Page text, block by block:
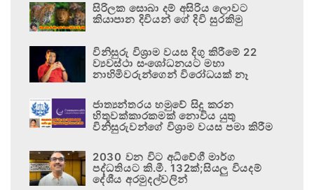
සිරිලක සොබා දම් අසිරිය ලොවට
කියාපාන දිවියන් ගේ දිවි සුරකිමු
විනිසුරු විශ්‍රාම වයස දිගු කිරීමේ 22
ව්‍යවස්ථා සංශෝධනයට මහා
නාහිමිවරුන්ගෙන් විරෝධයක් නෑ
ජාත්‍යන්තරය හමුවේ සිදු කරන
හිතුවක්කාරකමක් නොවිය යුතු
විනිසුරුවන්ගේ විශ්‍රාම වයස පමා කිරීම
2030 වන විට අධිවේගී මාර්ග
පද්ධතියට කි.මී. 132ක්;සියලු වියදම්
දේශීය අරමුදල්වලින්